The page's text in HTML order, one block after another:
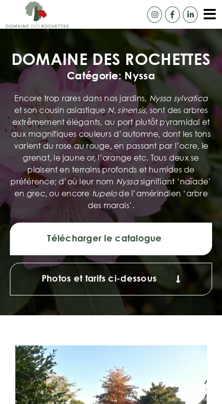
contenu
Ils
DOMAINE DES ROCHETTES
Catégorie: Nyssa
Encore trop rares dans nos jardins, Nyssa sylvatica
et son cousin asiastique N. sinensis, sont des arbres
extrêmement élégants, au port plutôt pyramidal et
aux magnifiques couleurs d’automne, dont les tons
varient du rose au rouge, en passant par l’ocre, le
grenat, le jaune or, l’orange etc. Tous deux se
plaisent en terrains profonds et humides de
préférence; d’où leur nom Nyssasignifiant ‘naïade’
en grec, ou encore tupelode l’amérindien ‘arbre
des marais’.
Télécharger le catalogue
Photos et tarifs ci-dessous